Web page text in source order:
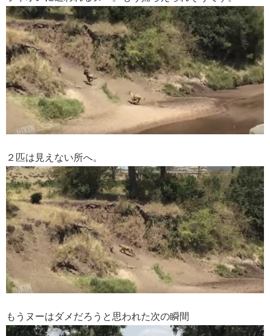
２匹は見えない所へ。
もうヌーはダメだろうと思われた次の瞬間